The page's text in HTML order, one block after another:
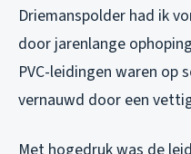
Driemanspolder had ik
door jarenlange
PVC-leidingen waren op
vernauwd door een